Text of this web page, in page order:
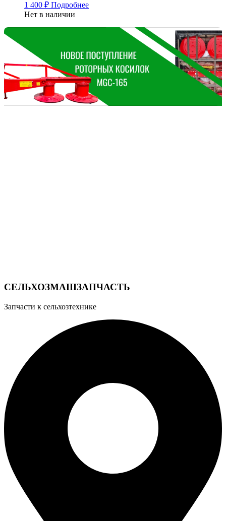
1 400 ₽ Подробнее
Нет в наличии
СЕЛЬХОЗМАШЗАПЧАСТЬ
Запчасти к сельхозтехнике